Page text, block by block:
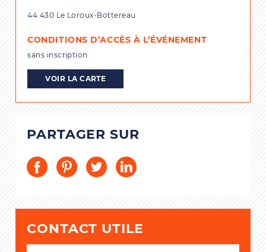
44 430 Le Loroux-Bottereau
CONDITIONS D’ACCÈS À L’ÉVÉNEMENT
sans inscription
VOIR LA CARTE
PARTAGER SUR
CONTACT UTILE